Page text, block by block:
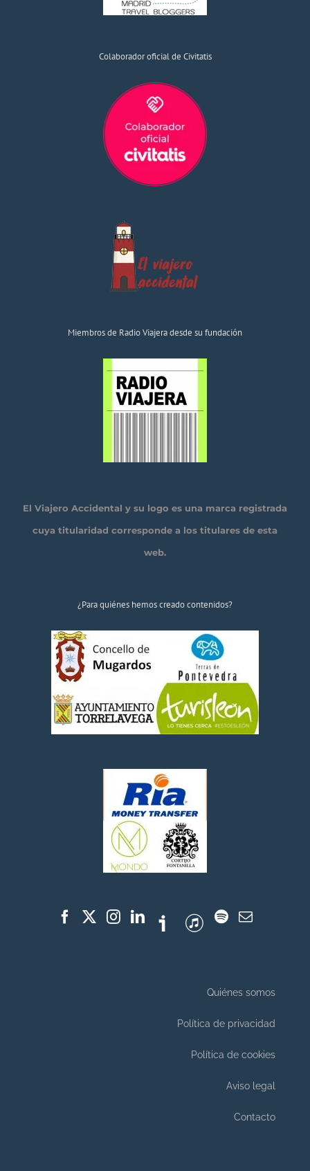
Colaborador oficial de Civitatis
Miembros de Radio Viajera desde su fundación
El Viajero Accidental y su logo es una marca registrada
cuya titularidad corresponde a los titulares de esta
web.
¿Para quiénes hemos creado contenidos?
Quiénes somos
Política de privacidad
Política de cookies
Aviso legal
Contacto